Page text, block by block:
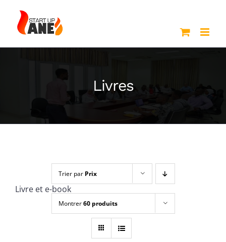
contenu
Livres
Livre et e-book
Trier par Prix
Montrer60 produits